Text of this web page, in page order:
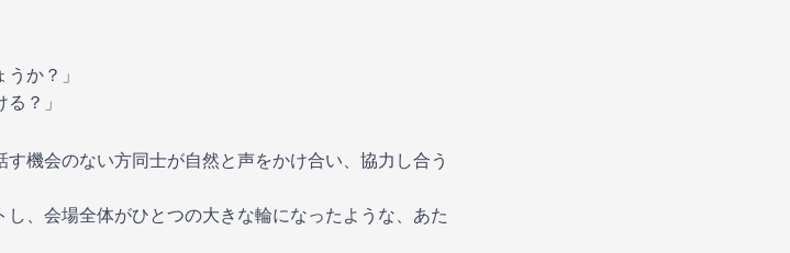
か？」
？」
機会のない方同士が自然と声をかけ合い、協力し合う
、会場全体がひとつの大きな輪になったような、あた